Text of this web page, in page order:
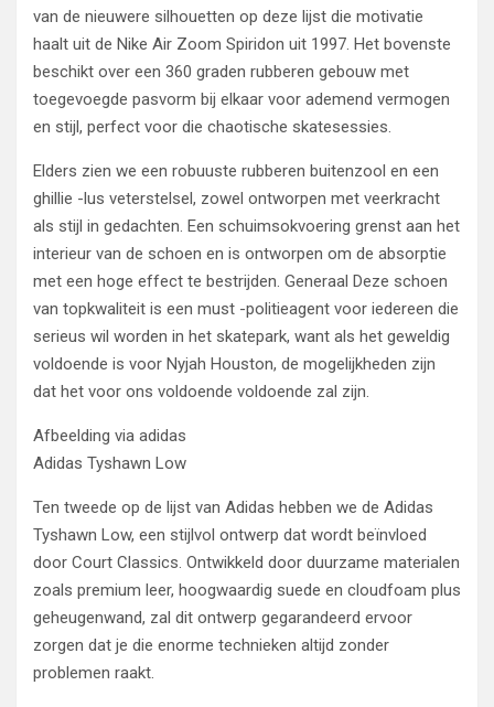
van de nieuwere silhouetten op deze lijst die motivatie
haalt uit de Nike Air Zoom Spiridon uit 1997. Het bovenste
beschikt over een 360 graden rubberen gebouw met
toegevoegde pasvorm bij elkaar voor ademend vermogen
en stijl, perfect voor die chaotische skatesessies.
Elders zien we een robuuste rubberen buitenzool en een
ghillie -lus veterstelsel, zowel ontworpen met veerkracht
als stijl in gedachten. Een schuimsokvoering grenst aan het
interieur van de schoen en is ontworpen om de absorptie
met een hoge effect te bestrijden. Generaal Deze schoen
van topkwaliteit is een must -politieagent voor iedereen die
serieus wil worden in het skatepark, want als het geweldig
voldoende is voor Nyjah Houston, de mogelijkheden zijn
dat het voor ons voldoende voldoende zal zijn.
Afbeelding via adidas
Adidas Tyshawn Low
Ten tweede op de lijst van Adidas hebben we de Adidas
Tyshawn Low, een stijlvol ontwerp dat wordt beïnvloed
door Court Classics. Ontwikkeld door duurzame materialen
zoals premium leer, hoogwaardig suede en cloudfoam plus
geheugenwand, zal dit ontwerp gegarandeerd ervoor
zorgen dat je die enorme technieken altijd zonder
problemen raakt.